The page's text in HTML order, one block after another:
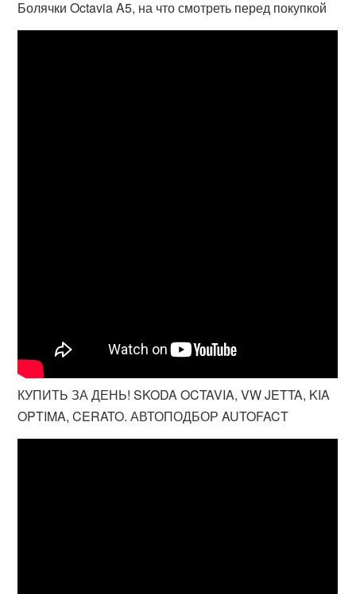
Болячки Octavia A5, на что смотреть перед покупкой
КУПИТЬ ЗА ДЕНЬ! SKODA OCTAVIA, VW JETTA, KIA
OPTIMA, CERATO. АВТОПОДБОР AUTOFACT